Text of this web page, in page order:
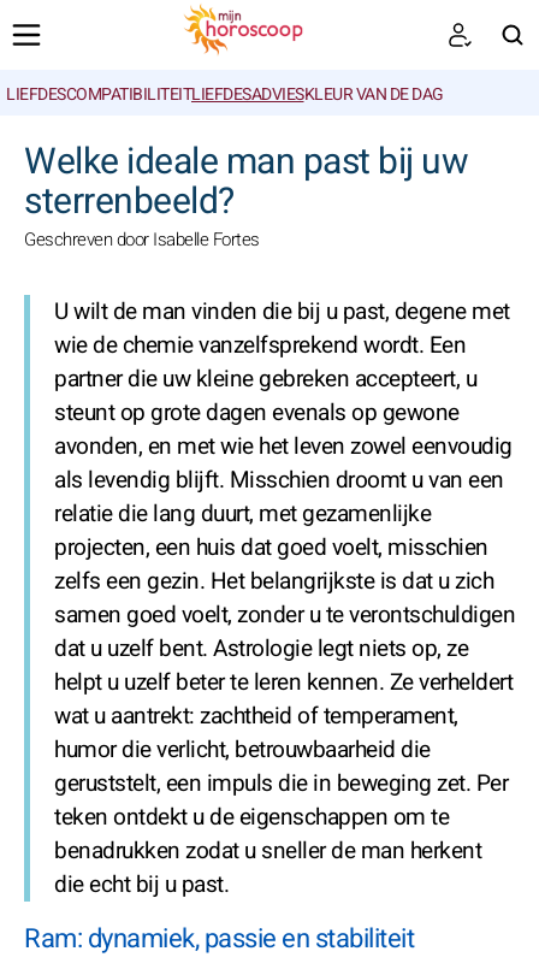
LIEFDESCOMPATIBILITEITLIEFDESADVIESKLEUR VAN DE DAG
Welke ideale man past bij uw
sterrenbeeld?
Geschreven door Isabelle Fortes
U wilt de man vinden die bij u past, degene met
wie de chemie vanzelfsprekend wordt. Een
partner die uw kleine gebreken accepteert, u
steunt op grote dagen evenals op gewone
avonden, en met wie het leven zowel eenvoudig
als levendig blijft. Misschien droomt u van een
relatie die lang duurt, met gezamenlijke
projecten, een huis dat goed voelt, misschien
zelfs een gezin. Het belangrijkste is dat u zich
samen goed voelt, zonder u te verontschuldigen
dat u uzelf bent. Astrologie legt niets op, ze
helpt u uzelf beter te leren kennen. Ze verheldert
wat u aantrekt: zachtheid of temperament,
humor die verlicht, betrouwbaarheid die
geruststelt, een impuls die in beweging zet. Per
teken ontdekt u de eigenschappen om te
benadrukken zodat u sneller de man herkent
die echt bij u past.
Ram: dynamiek, passie en stabiliteit